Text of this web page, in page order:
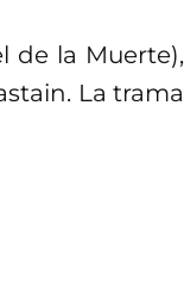
de la Muerte),
La trama